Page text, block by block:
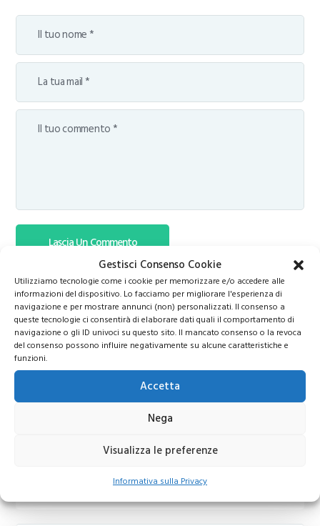
Gestisci Consenso Cookie
Utilizziamo tecnologie come i cookie per memorizzare e/o accedere alle
informazioni del dispositivo. Lo facciamo per migliorare l'esperienza di
navigazione e per mostrare annunci (non) personalizzati. Il consenso a
queste tecnologie ci consentirà di elaborare dati quali il comportamento di
navigazione o gli ID univoci su questo sito. Il mancato consenso o la revoca
del consenso possono influire negativamente su alcune caratteristiche e
funzioni.
Accetta
Nega
Visualizza le preferenze
Informativa sulla Privacy